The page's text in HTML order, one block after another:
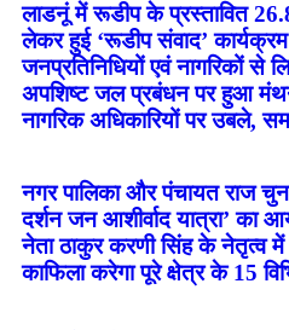
लाडनूं में रूडीप के प्रस्तावित
लेकर हुई ‘रूडीप संवाद’
जनप्रतिनिधियों एवं नागरिकों से
अपशिष्ट जल प्रबंधन पर हुआ
नागरिक अधिकारियों पर उबले,
नगर पालिका और पंचायत राज
दर्शन जन आशीर्वाद यात्रा’ का
नेता ठाकुर करणी सिंह के नेतृत्व में
काफिला करेगा पूरे क्षेत्र के 15